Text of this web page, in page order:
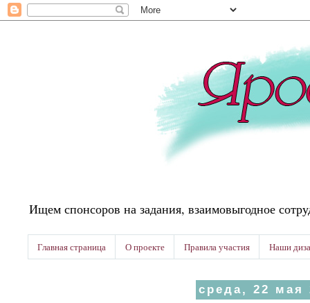
Ищем спонсоров на задания, взаимовыгодное
Главная страница О проекте Правила участия Наши
среда, 22 мая